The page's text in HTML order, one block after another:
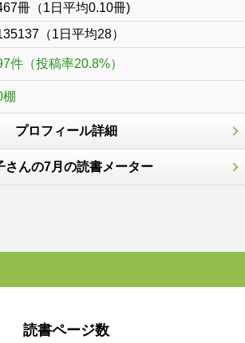
冊（1日平均0.10冊)
（1日平均28）
件（投稿率20.8%）
棚
プロフィール詳細
さんの7月の読書メーター
読書ページ数